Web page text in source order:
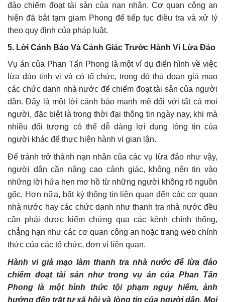
đảo chiếm đoạt tài sản của nạn nhân. Cơ quan công an
hiện đã bắt tạm giam Phong để tiếp tục điều tra và xử lý
theo quy định của pháp luật.
5. Lời Cảnh Báo Và Cảnh Giác Trước Hành Vi Lừa Đảo
Vụ án của Phan Tấn Phong là một ví dụ điển hình về việc
lừa đảo tinh vi và có tổ chức, trong đó thủ đoạn giả mạo
các chức danh nhà nước để chiếm đoạt tài sản của người
dân. Đây là một lời cảnh báo mạnh mẽ đối với tất cả mọi
người, đặc biệt là trong thời đại thông tin ngày nay, khi mà
nhiều đối tượng có thể dễ dàng lợi dụng lòng tin của
người khác để thực hiện hành vi gian lận.
Để tránh trở thành nạn nhân của các vụ lừa đảo như vậy,
người dân cần nâng cao cảnh giác, không nên tin vào
những lời hứa hẹn mơ hồ từ những người không rõ nguồn
gốc. Hơn nữa, bất kỳ thông tin liên quan đến các cơ quan
nhà nước hay các chức danh như thanh tra nhà nước đều
cần phải được kiểm chứng qua các kênh chính thống,
chẳng hạn như các cơ quan công an hoặc trang web chính
thức của các tổ chức, đơn vị liên quan.
Hành vi giả mạo làm thanh tra nhà nước để lừa đảo
chiếm đoạt tài sản như trong vụ án của Phan Tấn
Phong là một hình thức tội phạm nguy hiểm, ảnh
hưởng đến trật tự xã hội và lòng tin của người dân. Mọi